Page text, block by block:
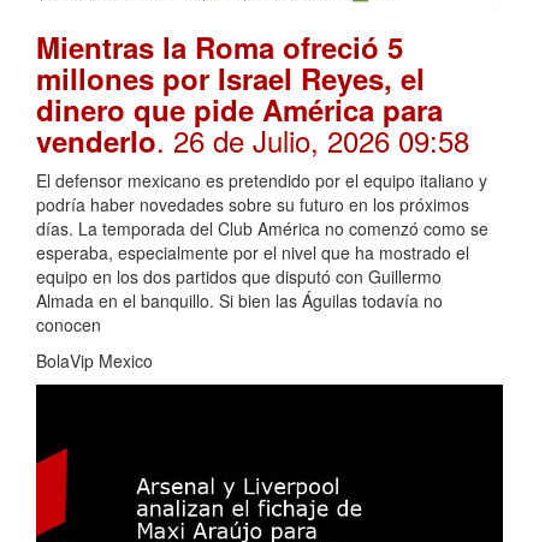
Mientras la Roma ofreció 5
millones por Israel Reyes, el
dinero que pide América para
venderlo. 26 de Julio, 2026 09:58
El defensor mexicano es pretendido por el equipo italiano y
podría haber novedades sobre su futuro en los próximos
días. La temporada del Club América no comenzó como se
esperaba, especialmente por el nivel que ha mostrado el
equipo en los dos partidos que disputó con Guillermo
Almada en el banquillo. Si bien las Águilas todavía no
conocen
BolaVip Mexico